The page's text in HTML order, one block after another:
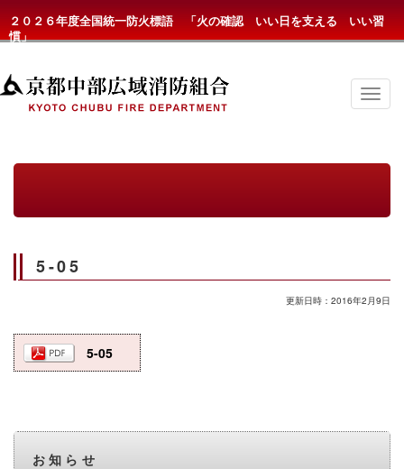
２０２６年度全国統一防火標語 「火の確認 いい日を支える いい習
慣」
京
都
組
ニ
ュ
ー
5-05
更新日時：2016年2月9日
5-05
お知らせ